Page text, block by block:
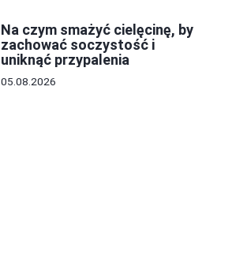
Na czym smażyć cielęcinę, by
zachować soczystość i
uniknąć przypalenia
05.08.2026